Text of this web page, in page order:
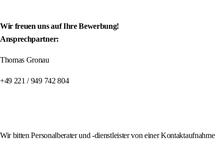
Wir freuen uns auf Ihre Bewerbung!
Ansprechpartner:
Thomas Gronau
+49 221 / 949 742 804
Wir bitten Personalberater und -dienstleister von einer Kontaktaufnahme